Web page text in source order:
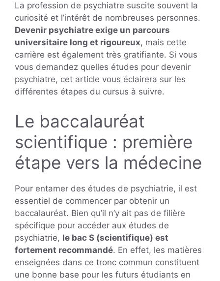
La profession de psychiatre suscite souvent la
curiosité et l’intérêt de nombreuses personnes.
Devenir psychiatre exige un parcours
universitaire long et rigoureux, mais cette
carrière est également très gratifiante. Si vous
vous demandez quelles études pour devenir
psychiatre, cet article vous éclairera sur les
différentes étapes du cursus à suivre.
Le baccalauréat
scientifique : première
étape vers la médecine
Pour entamer des études de psychiatrie, il est
essentiel de commencer par obtenir un
baccalauréat. Bien qu’il n’y ait pas de filière
spécifique pour accéder aux études de
psychiatrie, le bac S (scientifique) est
fortement recommandé. En effet, les matières
enseignées dans ce tronc commun constituent
une bonne base pour les futurs étudiants en